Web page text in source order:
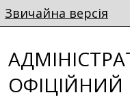
Звичайна версія
ОФІЦІЙНИЙ